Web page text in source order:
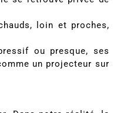
loin et proches,
ou presque, ses
un projecteur sur